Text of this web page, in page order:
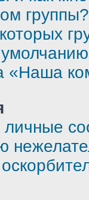
группы?
«Наша
личные